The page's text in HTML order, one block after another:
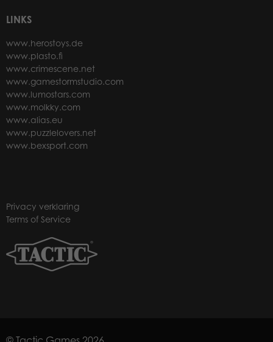
LINKS
www.herostoys.de
www.plasto.fi
www.crimescene.net
www.gamestormstudio.com
www.lumostars.com
www.molkky.com
www.alias.eu
www.puzzlelovers.net
www.bexsport.com
Privacy verklaring
Terms of Service